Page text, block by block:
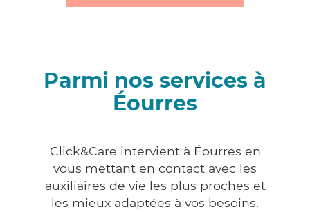
Parmi nos services à
Éourres
Click&Care intervient à Éourres en
vous mettant en contact avec les
auxiliaires de vie les plus proches et
les mieux adaptées à vos besoins.